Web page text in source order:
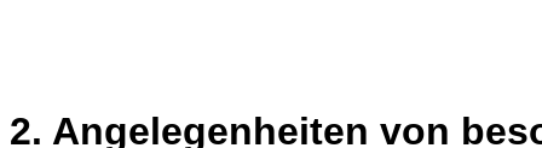
2. Angelegenheiten von